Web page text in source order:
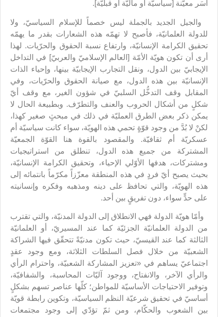
أُسَر معيّنة [سياسيّة أو ماليّة أو قبليّة].
والجيل الجديد بالجملة ليس خصماً للإسلام السياسيّ، ولا
للدولة العلمانيّة، فأصبح لا تهمّه هذه الشعارات بقدر ما يهمّه
تحقيق الكرامة الإنسانيّة، وارتفاع نسبة الحقوق والحرّيات. لهذا
أرى أن تكون هويّة الأمّة [العالم الإسلاميّ والعربيّ] في التداخل
الإيجابيّ بين الدول، ونقل التجارب الإيجابيّة بينها، وإحياء الذات
الإنسانيّة بين هذه الدول، مع صيانة الحقوق والحرّيات، وفي
المقابل وقف التدخُّل السلبيّ في شؤون الغير، مع وقف أيّ
شكلٍ من أشكال الحروب والعنف والتطرّف. وبطبيعة الحال لا
يمكن ذكر بعض الطرق العمليّة في ذلك في مبحثٍ صغير كهذا،
لكنْ لا بُدَّ من وجود قوّةٍ تحمي هذه الهويّة، سواء كانت سياسيّة أم
عسكريّة أم ثقافيّة. والمقصود بالقوة هنا القوّة الجمعيّة
المشتركة من جميع هذه الدول، تنطلق من استراتيجيات
ومشتركات، هدفها الأوّلي الإحياء، وتحقيق الكرامة الإنسانيّة،
بحيث يصبح أيّ فردٍ في هذه المنطقة معزّزاً مكرّماً بانتمائه إلى
هذه الهويّة، والتي تحافظ على دينه ومذهبه وفكره وإنسانيته
على حدٍّ سواء، دون تفريقٍ بين أحد.
وأمّا هويّة الدولة فهي الانطلاق إلى الدولة المدنيّة، والتي تقترب
من الدولة العلمانيّة الجزئيّة كما عند المسيريّ، أو العلمانيّة
الثالثة كما عند القيسيّ، حيث تكون مدنيّةً تتحقّق فيها الشراكة
الشعبيّة من خلال فصل السلطات الثلاثة، ومع وجود عقدٍ
اجتماعيّ يساهم في «تعزيز المشاركة الشعبيّة، واحترام الرأي
والرأي الآخر، والانفتاح، ووجود آليّات المحاسبة، والشفافيّة،
وتوفير الاحتياجات الأساسيّة للمواطن؛ كلّها عناصر تسهم بشكلٍ
أساسيّ في تحقيق شرعيّة النظم السياسيّة، وتكوين رابطة قويّة
بين الشعوب والحكّام، ومن ثمّ تؤدّي إلى وجود مجتمعات